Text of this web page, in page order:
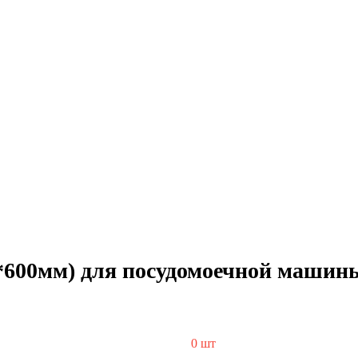
для посудомоечной
0 шт